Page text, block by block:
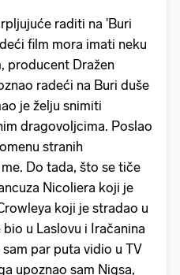
raditi na 'Buri
film mora imati neku
producent Dražen
radeći na Buri duše
je želju snimiti
dragovoljcima. Poslao
stranih
Do tada, što se tiče
Nicoliera koji je
koji je stradao u
u Laslovu i Iračanina
par puta vidio u TV
upoznao sam Nigsa,